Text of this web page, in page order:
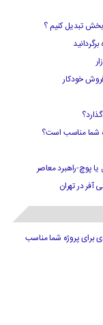
تبدیل کنیم ؟
خودکار
شما مناسب است؟
پوچ-راهبرد معاصر
آفر در تهران
برای پروژه شما مناسب